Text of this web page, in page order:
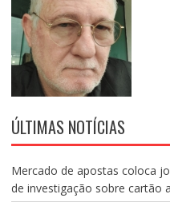
ÚLTIMAS NOTÍCIAS
Mercado de apostas coloca
de investigação sobre cartão